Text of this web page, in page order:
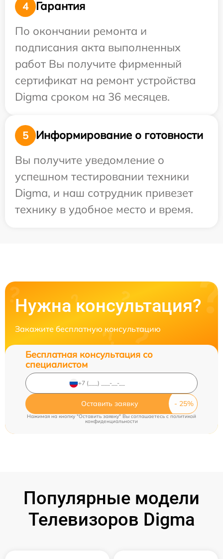
4
Гарантия
По окончании ремонта и
подписания акта выполненных
работ Вы получите фирменный
сертификат на ремонт устройства
Digma сроком на 36 месяцев.
5
Информирование о готовности
Вы получите уведомление о
успешном тестировании техники
Digma, и наш сотрудник привезет
технику в удобное место и время.
Нужна консультация?
Закажите бесплатную консультацию
Бесплатная консультация со
специалистом
Оставить заявку
Нажимая на кнопку "Оставить заявку" Вы соглашаетесь cполитикой
конфиденциальности
Популярные модели
Телевизоров Digma